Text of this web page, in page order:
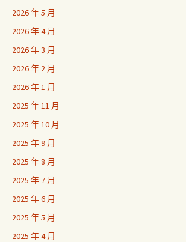
2026 年 5 月
2026 年 4 月
2026 年 3 月
2026 年 2 月
2026 年 1 月
2025 年 11 月
2025 年 10 月
2025 年 9 月
2025 年 8 月
2025 年 7 月
2025 年 6 月
2025 年 5 月
2025 年 4 月